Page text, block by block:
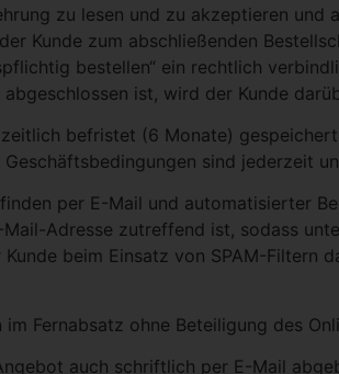
zu lesen und zu akzeptieren und
Kunde zum abschließenden
bestellen“ ein rechtlich
ist, wird der Kunde
befristet (6 Monate)
sind jederzeit
per E-Mail und automatisierter
Adresse zutreffend ist, sodass
beim Einsatz von SPAM-Filtern
Fernabsatz ohne Beteiligung des
auch schriftlich per E-Mail